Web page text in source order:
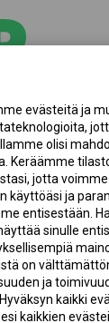
evästeitä ja
olisi
Keräämme
jotta
käyttöäsi ja
entisestään.
sinulle
on
ja
kaikki
aina
ja